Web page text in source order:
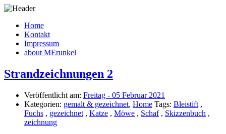
Home
Kontakt
Impressum
about MErunkel
Strandzeichnungen 2
Veröffentlicht am: Freitag - 05 Februar 2021
Kategorien: gemalt & gezeichnet, Home Tags: Bleistift ,
Fuchs , gezeichnet , Katze , Möwe , Schaf, Skizzenbuch ,
zeichnung